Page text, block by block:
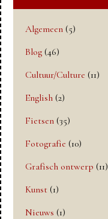
Algemeen (5)
Blog (46)
Cultuur/Culture (11)
English (2)
Fietsen (35)
Fotografie (10)
Grafisch ontwerp (11)
Kunst (1)
Nieuws (1)